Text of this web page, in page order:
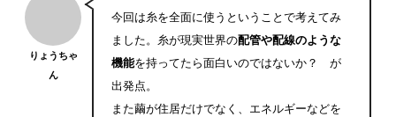
りょうちゃ
ん
今回は糸を全面に使うということで考えてみ
ました。糸が現実世界の配管や配線のような
機能を持ってたら面白いのではないか？ が
出発点。
また繭が住居だけでなく、エネルギーなどを